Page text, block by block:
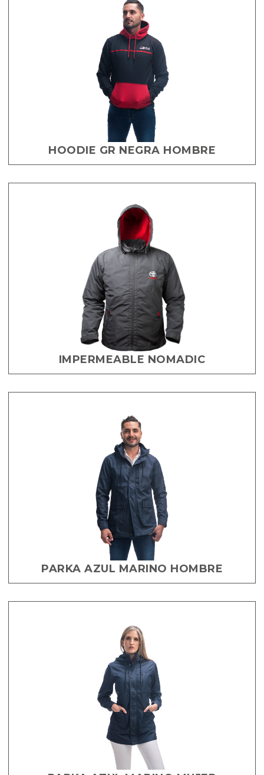
HOODIE GR NEGRA HOMBRE
IMPERMEABLE NOMADIC
PARKA AZUL MARINO HOMBRE